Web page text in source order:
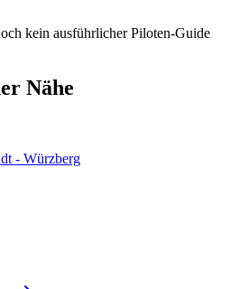
kein ausführlicher Piloten-Guide
Nähe
- Würzberg